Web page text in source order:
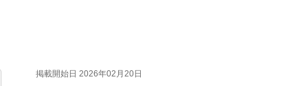
掲載開始日 2026年02月20日